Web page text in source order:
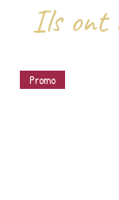
Ils ont
Promo